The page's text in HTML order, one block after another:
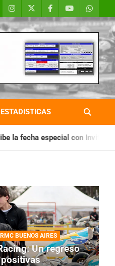
ESTADISTICAS
Invitados CHAQUEÑO
RMC BUENOS AIRES
Un regreso